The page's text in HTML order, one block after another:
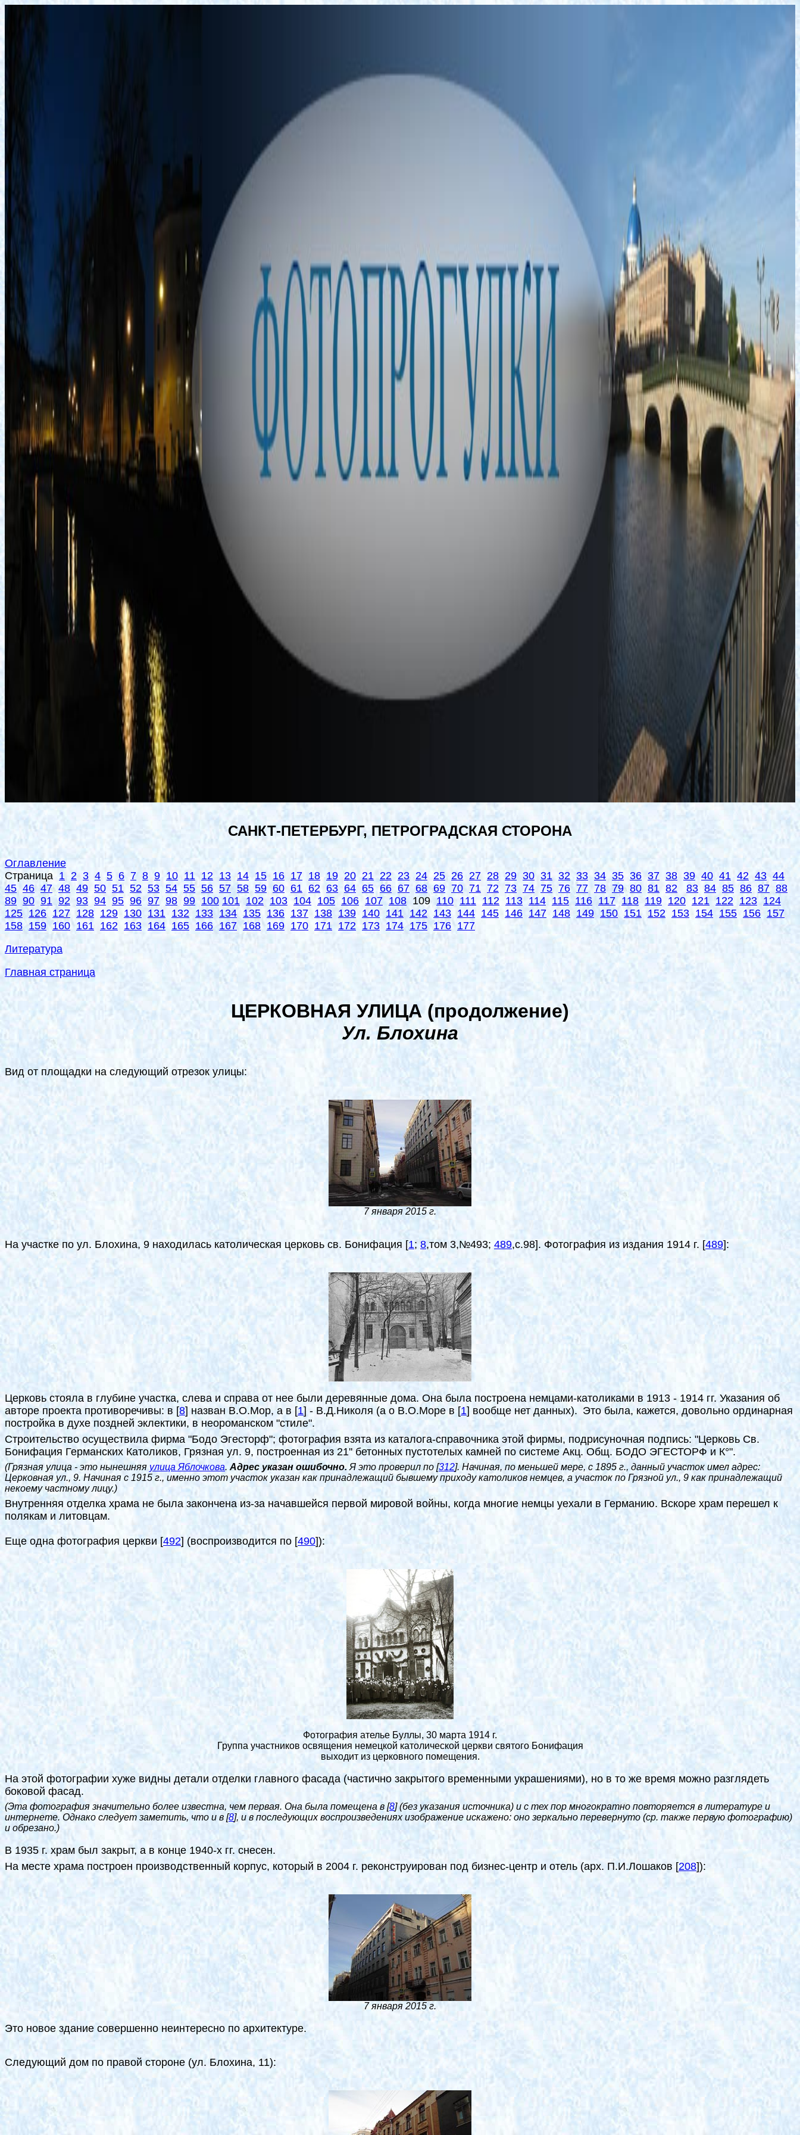
САНКТ-ПЕТЕРБУРГ, ПЕТРОГРАДСКАЯ СТОРОНА
Оглавление
Страница 1 2 3 4 5 6 7 8 9 10 11 12 13 14 15 16 17 18 19 20 21 22 23 24 25 26 27 28 29 30 31 32 33 34 35 36 37 38 39 40 41 42 43 44
45 46 47 48 49 50 51 52 53 54 55 56 57 58 59 60 61 62 63 64 65 66 67 68 69 70 71 72 73 74 75 76 77 78 79 80 81 82 83 84 85 86 87 88
89 90 91 92 93 94 95 96 97 98 99 100 101 102 103 104 105 106 107 108 109 110 111 112 113 114 115 116 117 118 119 120 121 122 123 124
125 126 127 128 129 130 131 132 133 134 135 136 137 138 139 140 141 142 143 144 145 146 147 148 149 150 151 152 153 154 155 156 157
158 159 160 161 162 163 164 165 166 167 168 169 170 171 172 173 174 175 176 177
Литература
Главная страница
ЦЕРКОВНАЯ УЛИЦА (продолжение)
Ул. Блохина
Вид от площадки на следующий отрезок улицы:
7 января 2015 г.
На участке по ул. Блохина, 9 находилась католическая церковь св. Бонифация [1; 8,том 3,№493; 489,с.98]. Фотография из издания 1914 г. [489]:
Церковь стояла в глубине участка, слева и справа от нее были деревянные дома. Она была построена немцами-католиками в 1913 - 1914 гг. Указания об
авторе проекта противоречивы: в [8] назван В.О.Мор, а в [1] - В.Д.Николя (а о В.О.Море в [1] вообще нет данных). Это была, кажется, довольно ординарная
постройка в духе поздней эклектики, в неороманском "стиле".
Строительство осуществила фирма "Бодо Эгесторф"; фотография взята из каталога-справочника этой фирмы, подрисуночная подпись: "Церковь Св.
Бонифация Германских Католиков, Грязная ул. 9, построенная из 21'' бетонных пустотелых камней по системе Акц. Общ. БОДО ЭГЕСТОРФ и К°".
(Грязная улица - это нынешняя улица Яблочкова. Адрес указан ошибочно. Я это проверил по [312]. Начиная, по меньшей мере, с 1895 г., данный участок имел адрес:
Церковная ул., 9. Начиная с 1915 г., именно этот участок указан как принадлежащий бывшему приходу католиков немцев, а участок по Грязной ул., 9 как принадлежащий
некоему частному лицу.)
Внутренняя отделка храма не была закончена из-за начавшейся первой мировой войны, когда многие немцы уехали в Германию. Вскоре храм перешел к
полякам и литовцам.
Еще одна фотография церкви [492] (воспроизводится по [490]):
Фотография ателье Буллы, 30 марта 1914 г.
Группа участников освящения немецкой католической церкви святого Бонифация
выходит из церковного помещения.
На этой фотографии хуже видны детали отделки главного фасада (частично закрытого временными украшениями), но в то же время можно разглядеть
боковой фасад.
(Эта фотография значительно более известна, чем первая. Она была помещена в [8](без указания источника) и с тех пор многократно повторяется в литературе и
интернете. Однако следует заметить, что и в [8], и в последующих воспроизведениях изображение искажено: оно зеркально перевернуто (ср. также первую фотографию)
и обрезано.)
В 1935 г. храм был закрыт, а в конце 1940-х гг. снесен.
На месте храма построен производственный корпус, который в 2004 г. реконструирован под бизнес-центр и отель (арх. П.И.Лошаков [208]):
7 января 2015 г.
Это новое здание совершенно неинтересно по архитектуре.
Следующий дом по правой стороне (ул. Блохина, 11):